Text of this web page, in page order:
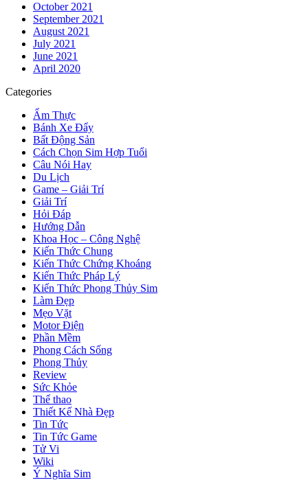
October 2021
September 2021
August 2021
July 2021
June 2021
April 2020
Categories
Ẩm Thực
Bánh Xe Đẩy
Bất Động Sản
Cách Chọn Sim Hợp Tuổi
Câu Nói Hay
Du Lịch
Game – Giải Trí
Giải Trí
Hỏi Đáp
Hướng Dẫn
Khoa Học – Công Nghệ
Kiến Thức Chung
Kiến Thức Chứng Khoáng
Kiến Thức Pháp Lý
Kiến Thức Phong Thủy Sim
Làm Đẹp
Mẹo Vặt
Motor Điện
Phần Mềm
Phong Cách Sống
Phong Thủy
Review
Sức Khỏe
Thể thao
Thiết Kế Nhà Đẹp
Tin Tức
Tin Tức Game
Tử Vi
Wiki
Ý Nghĩa Sim